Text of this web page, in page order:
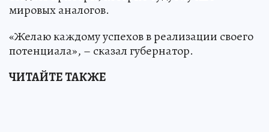
мировых аналогов.
«Желаю каждому успехов в реализации своего
потенциала», – сказал губернатор.
ЧИТАЙТЕ ТАКЖЕ